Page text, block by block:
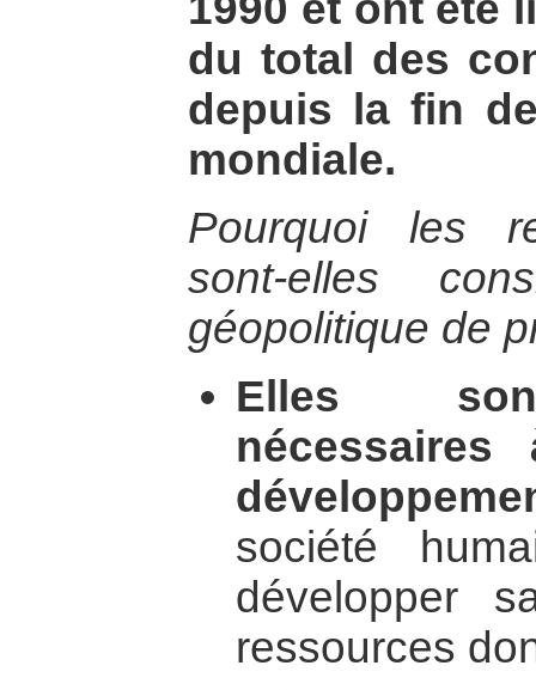
du total des
depuis la fin
mondiale.
Pourquoi les
sont-elles
géopolitique de
Elles
société
développer
ressources